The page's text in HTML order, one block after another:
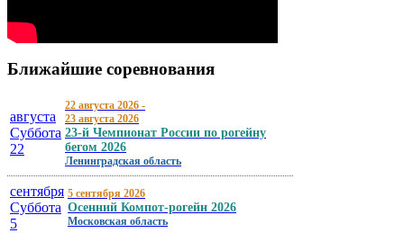
А. Копелевич. 9-й Чемпионат России
по рогейну 2012
01 августа 2012
Ближайшие соревнования
августа
Суббота
22
22 августа 2026 -
23 августа 2026
23-й Чемпионат России по рогейну
бегом 2026
Ленинградская область
сентября
Суббота
5
5 сентября 2026
Осенний Компот-рогейн 2026
Московская область